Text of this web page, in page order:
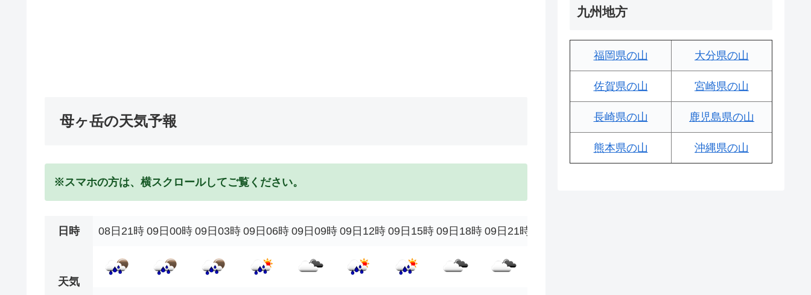
母ヶ岳の天気予報
※スマホの方は、横スクロールしてご覧ください。
日時 08日21時 09日00時 09日03時 09日06時 09日09時 09日12時 09日15時 09日18時 09日21時
天気
九州地方
福岡県の山 大分県の山
佐賀県の山 宮崎県の山
長崎県の山 鹿児島県の山
熊本県の山 沖縄県の山